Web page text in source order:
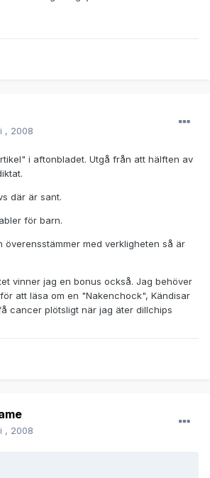
, 2008
i aftonbladet. Utgå från att hälften av
där är sant.
för barn.
överensstämmer med verkligheten så är
vinner jag en bonus också. Jag behöver
att läsa om en "Nakenchock", Kändisar
cancer plötsligt när jag äter dillchips
, 2008